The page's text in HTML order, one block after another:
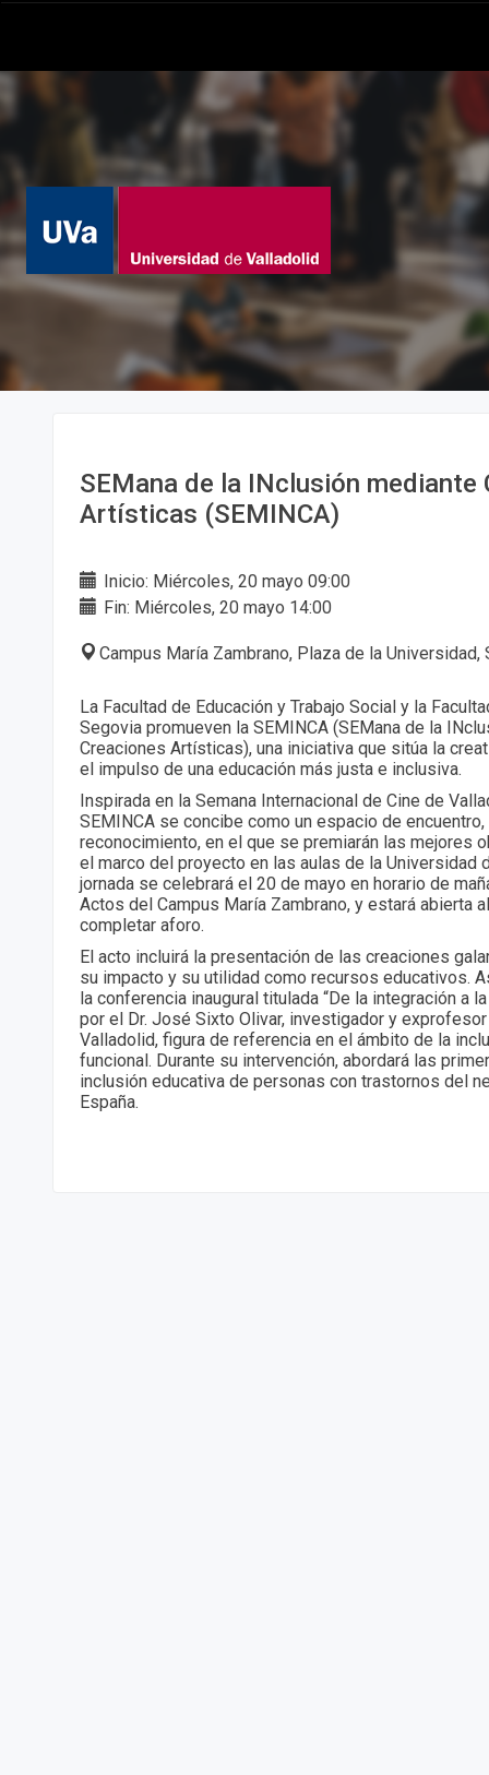
SEMana de la INclusión mediante
Artísticas (SEMINCA)
Inicio: Miércoles, 20 mayo 09:00
Fin: Miércoles, 20 mayo 14:00
Campus María Zambrano, Plaza de la Universidad,
La Facultad de Educación y Trabajo Social y la
Segovia promueven la SEMINCA (SEMana de la
Creaciones Artísticas), una iniciativa que sitúa la
el impulso de una educación más justa e inclusiva.
Inspirada en la Semana Internacional de Cine de
SEMINCA se concibe como un espacio de
reconocimiento, en el que se premiarán las mejores
el marco del proyecto en las aulas de la Universidad
jornada se celebrará el 20 de mayo en horario de
Actos del Campus María Zambrano, y estará abierta
completar aforo.
El acto incluirá la presentación de las creaciones
su impacto y su utilidad como recursos educativos.
la conferencia inaugural titulada “De la integración a
por el Dr. José Sixto Olivar, investigador y
Valladolid, figura de referencia en el ámbito de la
funcional. Durante su intervención, abordará las
inclusión educativa de personas con trastornos del
España.